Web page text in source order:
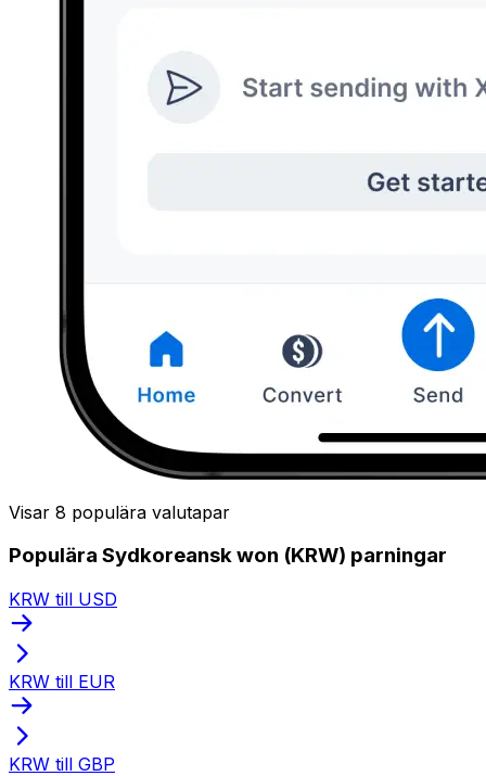
Visar 8 populära valutapar
Populära Sydkoreansk won (KRW) parningar
KRW till USD
KRW till EUR
KRW till GBP